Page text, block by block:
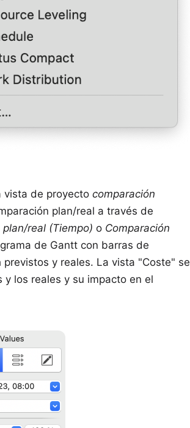
vista de proyecto comparación
plan/real a través de
plan/real (Tiempo) o Comparación
de Gantt con barras de
y reales. La vista "Coste" se
los reales y su impacto en el